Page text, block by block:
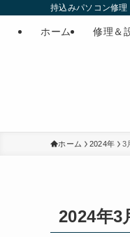
持込みパソコン修理
ホーム 修理＆
ホーム 2024年 3
2024年3